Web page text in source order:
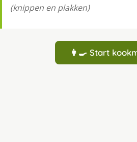
(knippen en plakken)
👩‍🍳 Start